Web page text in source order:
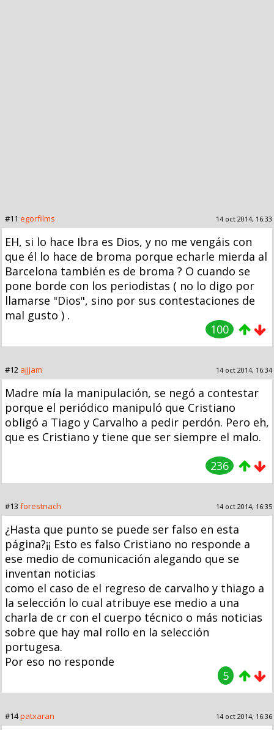
#11 egorfilms 14 oct 2014, 16:33
EH, si lo hace Ibra es Dios, y no me vengáis con
que él lo hace de broma porque echarle mierda al
Barcelona también es de broma ? O cuando se
pone borde con los periodistas ( no lo digo por
llamarse "Dios", sino por sus contestaciones de
mal gusto ) .
100
#12 ajjjam 14 oct 2014, 16:34
Madre mía la manipulación, se negó a contestar
porque el periódico manipuló que Cristiano
obligó a Tiago y Carvalho a pedir perdón. Pero eh,
que es Cristiano y tiene que ser siempre el malo.
236
#13 forestnach 14 oct 2014, 16:35
¿Hasta que punto se puede ser falso en esta
página?¡¡ Esto es falso Cristiano no responde a
ese medio de comunicación alegando que se
inventan noticias
como el caso de el regreso de carvalho y thiago a
la selección lo cual atribuye ese medio a una
charla de cr con el cuerpo técnico o más noticias
sobre que hay mal rollo en la selección
portugesa.
Por eso no responde
5
#14patxaran 14 oct 2014, 16:36